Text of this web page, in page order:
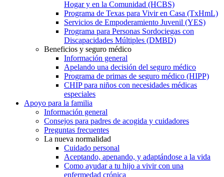
Hogar y en la Comunidad (HCBS)
Programa de Texas para Vivir en Casa (TxHmL)
Servicios de Empoderamiento Juvenil (YES)
Programa para Personas Sordociegas con
Discapacidades Múltiples (DMBD)
Beneficios y seguro médico
Información general
Apelando una decisión del seguro médico
Programa de primas de seguro médico (HIPP)
CHIP para niños con necesidades médicas
especiales
Apoyo para la familia
Información general
Consejos para padres de acogida y cuidadores
Preguntas frecuentes
La nueva normalidad
Cuidado personal
Aceptando, apenando, y adaptándose a la vida
Como ayudar a tu hijo a vivir con una
enfermedad crónica